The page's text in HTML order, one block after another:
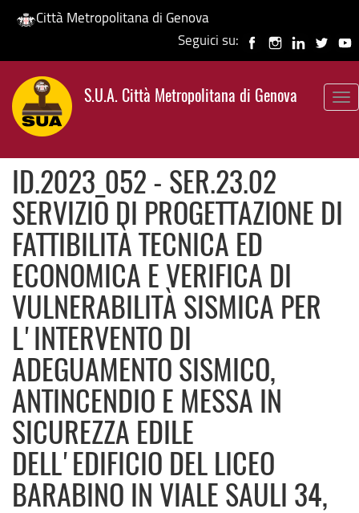
Salta
contenuto
principale
Città Metropolitana di Genova
Seguici su:
S.U.A. Città Metropolitana di Genova
ID.2023_052 - SER.23.02
SERVIZIO DI PROGETTAZIONE DI
FATTIBILITÀ TECNICA ED
ECONOMICA E VERIFICA DI
VULNERABILITÀ SISMICA PER
L'INTERVENTO DI
ADEGUAMENTO SISMICO,
ANTINCENDIO E MESSA IN
SICUREZZA EDILE
DELL'EDIFICIO DEL LICEO
BARABINO IN VIALE SAULI 34,